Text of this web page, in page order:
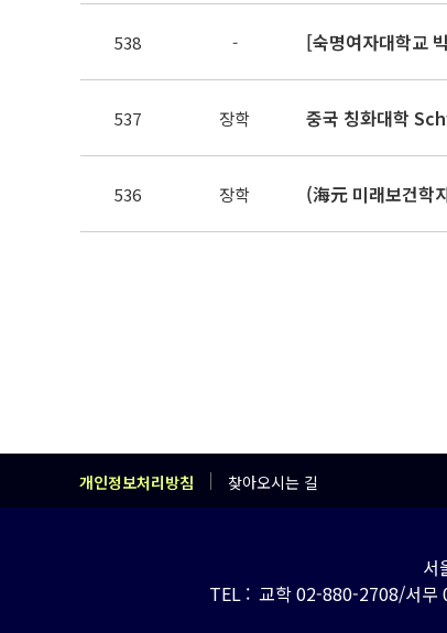
538 - [숙명여자대학교
537 장학 중국 칭화대학
536 장학 (海元 미래보건학
개인정보처리방침 찾아오시는 길
서
TEL : 교학 02-880-2708/서